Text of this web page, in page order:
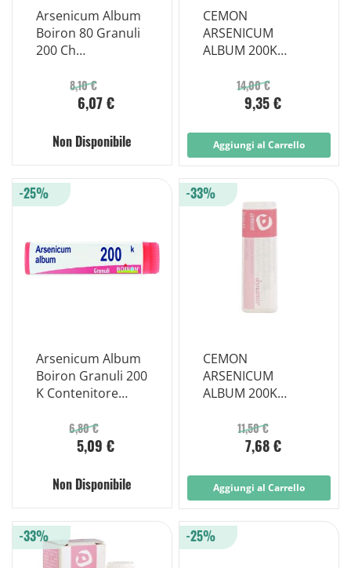
Arsenicum Album
Boiron 80 Granuli
200 Ch
Multidose
8,10 €
6,07 €
Non Disponibile
CEMON
ARSENICUM
ALBUM 200K
14,00 €
9,35 €
Aggiungi al Carrello
Arsenicum Album
Boiron Granuli 200
K Contenitore
6,80 €
5,09 €
-25%
Non Disponibile
CEMON
ARSENICUM
ALBUM 200K
MONODOSE
11,50 €
7,68 €
-33%
Aggiungi al Carrello
-33% -25%